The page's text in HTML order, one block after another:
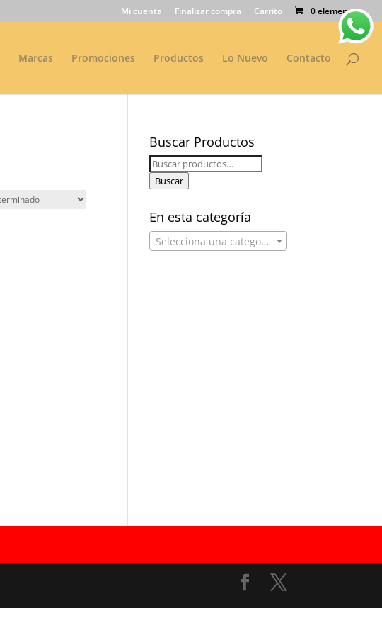
Mi cuenta Finalizar compra Carrito 0 elementos
Marcas Promociones Productos Lo Nuevo Contacto
Buscar Productos
Buscar
por:
Buscar
En esta categoría
Selecciona una categoría